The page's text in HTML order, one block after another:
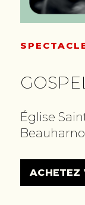
Église
ACHETEZ